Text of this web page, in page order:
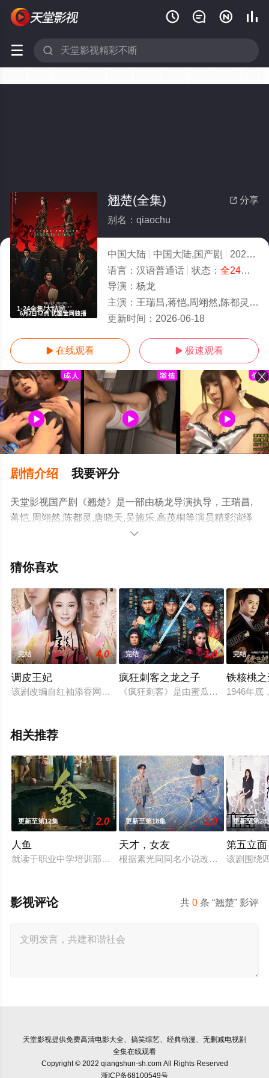
   
 
1-24全集/大结局
 分享
翘楚(全集)
别名：qiaochu
中国大陆 中国大陆,国产剧 2026
语言： 汉语普通话 状态： 全24集
导演： 杨龙
主演： 王瑞昌,蒋恺,周翊然,陈都灵,唐晓天,吴施乐,高茂桐
更新时间： 2026-06-18
 在线观看  极速观看
剧情介绍 我要评分
天堂影视国产剧《翘楚》是一部由杨龙导演执导，王瑞昌,
蒋恺,周翊然,陈都灵,唐晓天,吴施乐,高茂桐等演员精彩演绎
的中国大陆电视剧，大结局剧情已揭晓（1-24全集），手
网，更多相关信息可移步至豆瓣电视剧、电视猫或剧情网

猜你喜欢
完结 4.0
调皮王妃
该剧改编自红袖添香网移动手机阅读基地点击量破三亿的原著
完结 1.0
疯狂刺客之龙之子
《疯狂刺客》是由蜜瓜传媒独家出
完结
铁核桃
1946年底
相关推荐
更新至第12集 2.0
人鱼
就读于职业中学培训部的花季女生苏琳（黄杨钿甜 饰），虽自
更新至第18集 1.0
天才，女友
根据素光同同名小说改编。江逾白长
更新至第28
第五立面
该剧围绕
共0 条 “翘楚” 影评
影视评论
天堂影视提供免费高清电影大全、搞笑综艺、经典动漫、无删减电视剧
全集在线观看
Copyright © 2022 qiangshun-sh.com All Rights Reserved
浙ICP备68100549号